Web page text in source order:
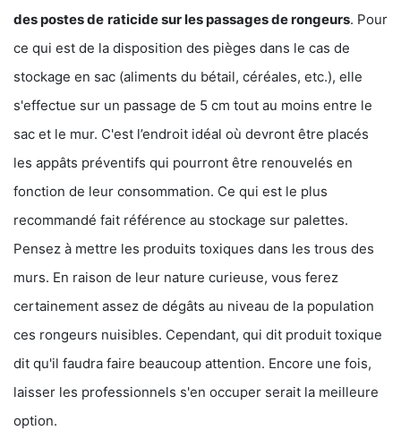
des postes de raticide sur les passages de rongeurs. Pour
ce qui est de la disposition des pièges dans le cas de
stockage en sac (aliments du bétail, céréales, etc.), elle
s'effectue sur un passage de 5 cm tout au moins entre le
sac et le mur. C'est l’endroit idéal où devront être placés
les appâts préventifs qui pourront être renouvelés en
fonction de leur consommation. Ce qui est le plus
recommandé fait référence au stockage sur palettes.
Pensez à mettre les produits toxiques dans les trous des
murs. En raison de leur nature curieuse, vous ferez
certainement assez de dégâts au niveau de la population
ces rongeurs nuisibles. Cependant, qui dit produit toxique
dit qu'il faudra faire beaucoup attention. Encore une fois,
laisser les professionnels s'en occuper serait la meilleure
option.